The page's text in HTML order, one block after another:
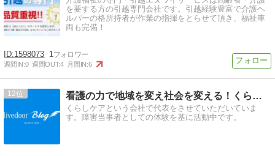
を要する方の引越専門会社です。引越経験豊富で介護ヘ
ルパーの格所持者が作業の指揮をとらせて頂き、福祉車
両も完備！
1598073 1
週間IN:0 週間OUT:4 月間IN:6
12 看護の力で地域を変え社会を変える！くらしケア代表ブログ
くらしケアという会社で代表をさせていただいていま
す。障害当事者としての体験を基に活動中です。